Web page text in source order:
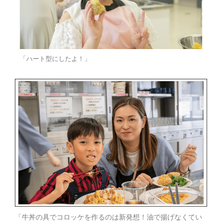
「ハート型にしたよ！」
「牛丼の具でコロッケを作るのは新発想！油で揚げなくてい